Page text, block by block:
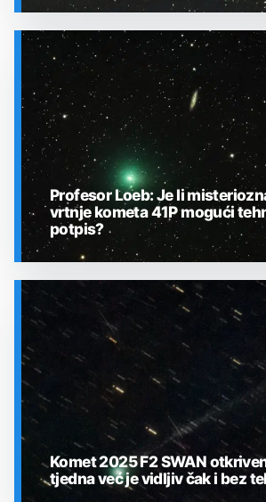
SVEMIR
SVEMIR
Profesor Loeb: Je li
vrtnje kometa 41P mogući
potpis?
Komet 2025 F2 SWAN
tjedna već je vidljiv čak i bez